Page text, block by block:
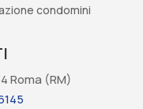
condomini
Roma (RM)